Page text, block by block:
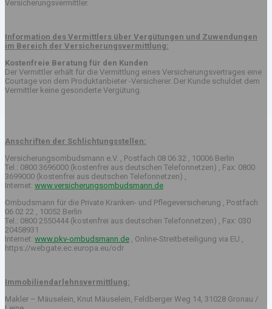
Versicherungsvermittler.
Information des Vermittlers über Vergütungen und Zuwendungen
im Bereich der Versicherungsvermittlung:
Kostenfreie Beratung für den Kunden
Der Vermittler erhält für die Vermittlung eines Versicherungsvertrages eine
Courtage von dem Produktanbieter -Versicherer. Der Kunde schuldet dem
Vermittler keine gesonderte Vergütung.
Anschriften der Schlichtungsstellen:
Versicherungsombudsmann e.V. , Postfach 08 06 32 , 10006 Berlin
Tel.: 0800 3696000 (kostenfrei aus deutschen Telefonnetzen) , Fax: 0800
3699000 (kostenfrei aus deutschen Telefonnetzen) ,
Internet: www.versicherungsombudsmann.de
Ombudsmann für die Private Kranken- und Pflegeversicherung , Postfach
06 02 22 , 10052 Berlin
Tel.: 0800 2550444 (kostenfrei aus deutschen Telefonnetzen) , Fax: 030
20458931
Internet: www.pkv-ombudsmann.de , Online-Streitbeteiligung via EU ,
https://webgate.ec.europa.eu/odr
Immobiliendarlehnsvermittlung:
Makler – Mäuselein, Knut Mäuselein, Feldberger Weg 14, 31028 Gronau /